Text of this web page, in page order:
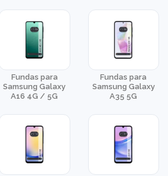
Fundas para
Samsung Galaxy
A16 4G / 5G
Fundas para
Samsung Galaxy
A35 5G